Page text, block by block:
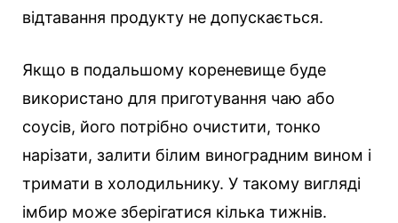
відтавання продукту не допускається.
Якщо в подальшому кореневище буде
використано для приготування чаю або
соусів, його потрібно очистити, тонко
нарізати, залити білим виноградним вином і
тримати в холодильнику. У такому вигляді
імбир може зберігатися кілька тижнів.